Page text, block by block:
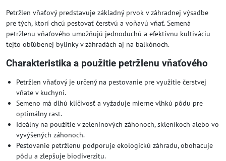
Petržlen vňaťový predstavuje základný prvok v záhradnej výsadbe
pre tých, ktorí chcú pestovať čerstvú a voňavú vňať. Semená
petržlenu vňaťového umožňujú jednoduchú a efektívnu kultiváciu
tejto obľúbenej bylinky v záhradách aj na balkónoch.
Charakteristika a použitie petržlenu vňaťového
Petržlen vňaťový je určený na pestovanie pre využitie čerstvej
vňate v kuchyni.
Semeno má dlhú klíčivosť a vyžaduje mierne vlhkú pôdu pre
optimálny rast.
Ideálny na použitie v zeleninových záhonoch, skleníkoch alebo vo
vyvýšených záhonoch.
Pestovanie petržlenu podporuje ekologickú záhradu, obohacuje
pôdu a zlepšuje biodiverzitu.